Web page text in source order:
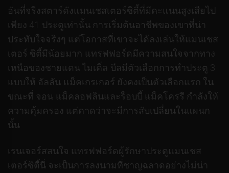
อันที่จริงสตาร์ดังแมนเชสเตอร์ซิตี้ที่มีคะแนนสูงเสียไป
เพียง 41 ประตูเท่านั้น การเริ่มต้นอาชีพของเขาที่น่า
ประทับใจจริงๆ แต่โอกาสที่เขาจะได้ลงเล่นให้แมนเชส
เตอร์ ซิตี้มีน้อยมาก แทรฟฟอร์ดมีความสนใจจากทาง
เหนือของชายแดน ไมเคิ่ล บีลมีตัวเลือกการทําประตู 3
แบบให้ อัลลัน แม็คเกรเกอร์ ยังคงเป็นตัวเลือกแรก ใน
ขณะที่ จอน แม็คลอฟลินและร็อบบี้ แม็คโครรี กําลังให้
ความคุ้มครอง แต่คาดว่าจะมีการสับเปลี่ยนในแผนก
นั้น
เรนเจอร์สสนใจ แทรฟฟอร์ดผู้รักษาประตูแมนเชส
เตอร์ซิตี้นี่ จะเป็นการลงนามที่ชาญฉลาดอย่างไม่น่า